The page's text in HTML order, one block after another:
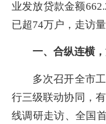
业发放贷款金额
已超74万户，走访
一、合纵连横，
多次召开全市工
行三级联动协同，
线调研走访、全国